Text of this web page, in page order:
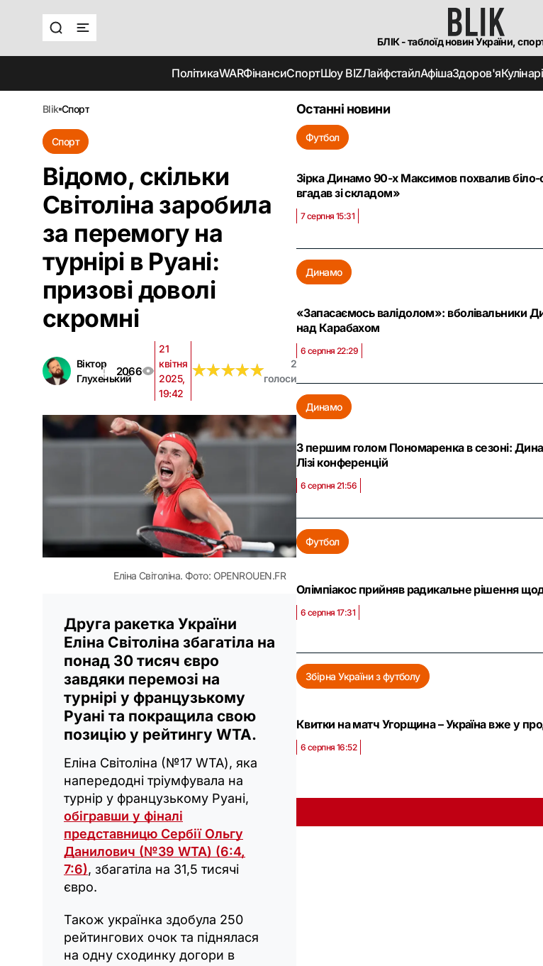
БЛІК - таблоїд новин України, спорт
ПолітикаWARФінансиСпортШоу BIZЛайфстайлАфішаЗдоров'я
blik спорт
Спорт
Відомо, скільки
Світоліна заробила
за перемогу на
турнірі в Руані:
призові доволі
скромні
Віктор
Глухенький
2066
21
квітня
2025,
19:42
★★★★★
★★★★★
2
голоси
Еліна Світоліна. Фото: OPENROUEN.FR
Друга ракетка України
Еліна Світоліна збагатіла на
понад 30 тисяч євро
завдяки перемозі на
турнірі у французькому
Руані та покращила свою
позицію у рейтингу WTA.
Еліна Світоліна (№17 WTA), яка
напередодні тріумфувала на
турнір у французькому Руані,
обігравши у фіналі
представницю Сербії Ольгу
Данилович (№39 WTA) (6:4,
7:6), збагатіла на 31,5 тисячі
євро.
Також українка здобула 250
рейтингових очок та піднялася
на одну сходинку догори в
Останні новини
Футбол
Зірка Динамо 90-х Максимов похвалив
вгадав зі складом»
7 серпня 15:31
Динамо
«Запасаємось валідолом»: вболівальники
над Карабахом
6 серпня 22:29
Динамо
З першим голом Пономаренка в сезоні:
Лізі конференцій
6 серпня 21:56
Футбол
Олімпіакос прийняв радикальне рішення
6 серпня 17:31
Збірна України з футболу
Квитки на матч Угорщина – Україна вже у
6 серпня 16:52